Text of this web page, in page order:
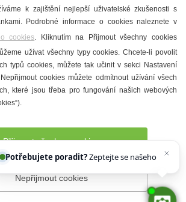
Mandloně
Ubytování
Restaurace
muzeum a galerie
Denní meníčka
Správce webu
k zajištění nejlepší uživatelské zkušenosti s
Podrobné informace o cookies naleznete v
cookies. Kliknutím na Přijmout všechny cookies
užívat všechny typy cookies. Chcete-li povolit
typů cookies, můžete tak učinit v sekci Nastavení
cookies můžete odmítnout užívání všech
které jsou třeba pro fungování našich webových
Přijmout všechny cookies
Nepřijmout cookies
poradit?Zeptejte se našeho asistent